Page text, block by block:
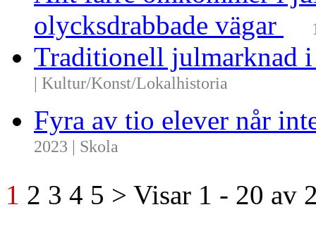
olycksdrabbade vägar
Traditionell julmarknad
| Kultur/Konst/Lokalhistoria
Fyra av tio elever når
2023 | Skola
1 2 3 4 5 > Visar 1 - 20 av